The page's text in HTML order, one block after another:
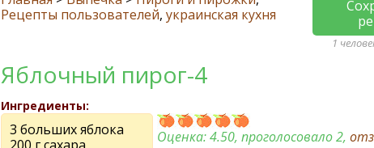
Рецепты пользователей, украинская кухня
1
Яблочный пирог-4
Ингредиенты:
3 больших яблока
Оценка:4.50, проголосовало 2,